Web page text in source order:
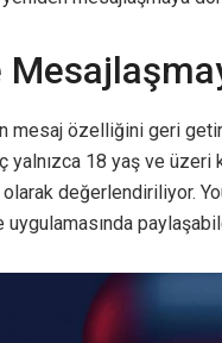
mesaj özelliğini geri
18 yaş ve üzeri
değerlendiriliyor.
uygulamasında